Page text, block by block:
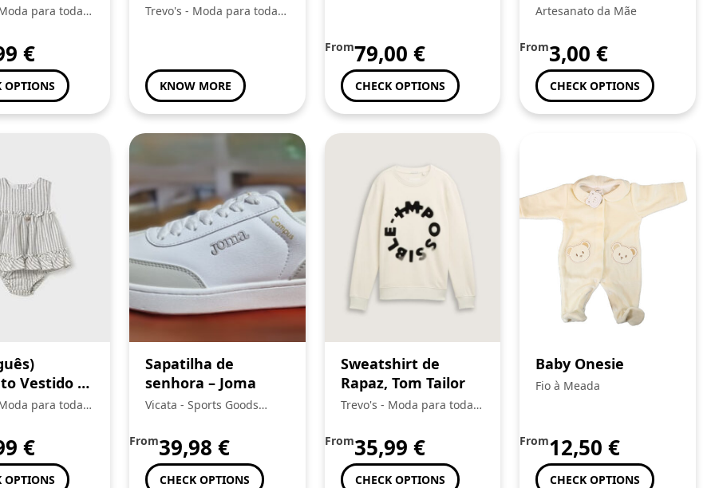
para toda a
€
OPTIONS
Trevo's - Moda para toda a
KNOW MORE
From79,00 €
CHECK OPTIONS
Artesanato da Mãe
From3,00€
CHECK OPTIONS
Vestido e
Bebé,
para toda a
€
OPTIONS
Sapatilha de
senhora – Joma
Vicata - Sports Goods
From39,98€
CHECK OPTIONS
Sweatshirt de
Rapaz, Tom Tailor
Trevo's - Moda para toda a
From35,99 €
CHECK OPTIONS
Baby Onesie
Fio à Meada
From12,50€
CHECK OPTIONS